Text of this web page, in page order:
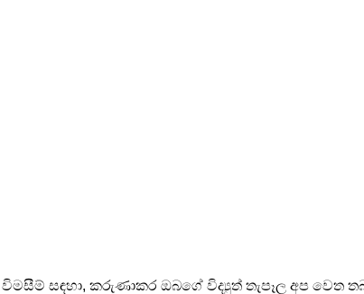
සඳහා, කරුණාකර ඔබගේ විද්‍යුත් තැපෑල අප